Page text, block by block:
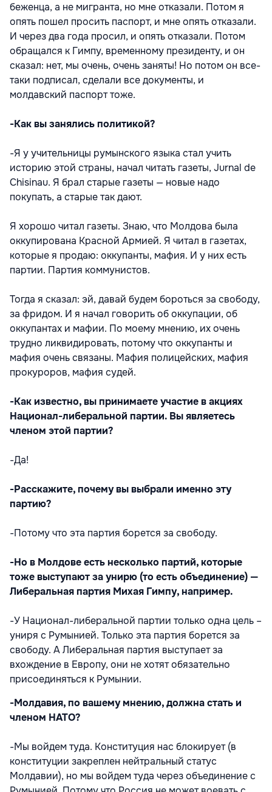
беженца, а не мигранта, но мне отказали. Потом я
опять пошел просить паспорт, и мне опять отказали.
И через два года просил, и опять отказали. Потом
обращался к Гимпу, временному президенту, и он
сказал: нет, мы очень, очень заняты! Но потом он все-
таки подписал, сделали все документы, и
молдавский паспорт тоже.
-Как вы занялись политикой?
-Я у учительницы румынского языка стал учить
историю этой страны, начал читать газеты, Jurnal de
Chisinau. Я брал старые газеты — новые надо
покупать, а старые так дают.
Я хорошо читал газеты. Знаю, что Молдова была
оккупирована Красной Армией. Я читал в газетах,
которые я продаю: оккупанты, мафия. И у них есть
партии. Партия коммунистов.
Тогда я сказал: эй, давай будем бороться за свободу,
за фридом. И я начал говорить об оккупации, об
оккупантах и мафии. По моему мнению, их очень
трудно ликвидировать, потому что оккупанты и
мафия очень связаны. Мафия полицейских, мафия
прокуроров, мафия судей.
-Как известно, вы принимаете участие в акциях
Национал-либеральной партии. Вы являетесь
членом этой партии?
-Да!
-Расскажите, почему вы выбрали именно эту
партию?
-Потому что эта партия борется за свободу.
-Но в Молдове есть несколько партий, которые
тоже выступают за унирю (то есть объединение) —
Либеральная партия Михая Гимпу, например.
-У Национал-либеральной партии только одна цель –
униря с Румынией. Только эта партия борется за
свободу. А Либеральная партия выступает за
вхождение в Европу, они не хотят обязательно
присоединяться к Румынии.
-Молдавия, по вашему мнению, должна стать и
членом НАТО?
-Мы войдем туда. Конституция нас блокирует (в
конституции закреплен нейтральный статус
Молдавии), но мы войдем туда через объединение с